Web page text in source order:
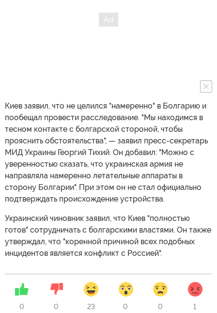
Киев заявил, что не целился "намеренно" в Болгарию и
пообещал провести расследование. "Мы находимся в
тесном контакте с болгарской стороной, чтобы
прояснить обстоятельства", — заявил пресс-секретарь
МИД Украины Георгий Тихий. Он добавил: "Можно с
уверенностью сказать, что украинская армия не
направляла намеренно летательные аппараты в
сторону Болгарии". При этом он не стал официально
подтверждать происхождение устройства.
Украинский чиновник заявил, что Киев "полностью
готов" сотрудничать с болгарскими властями. Он также
утверждал, что "коренной причиной всех подобных
инцидентов является конфликт с Россией".
0 0 23 0 0 1